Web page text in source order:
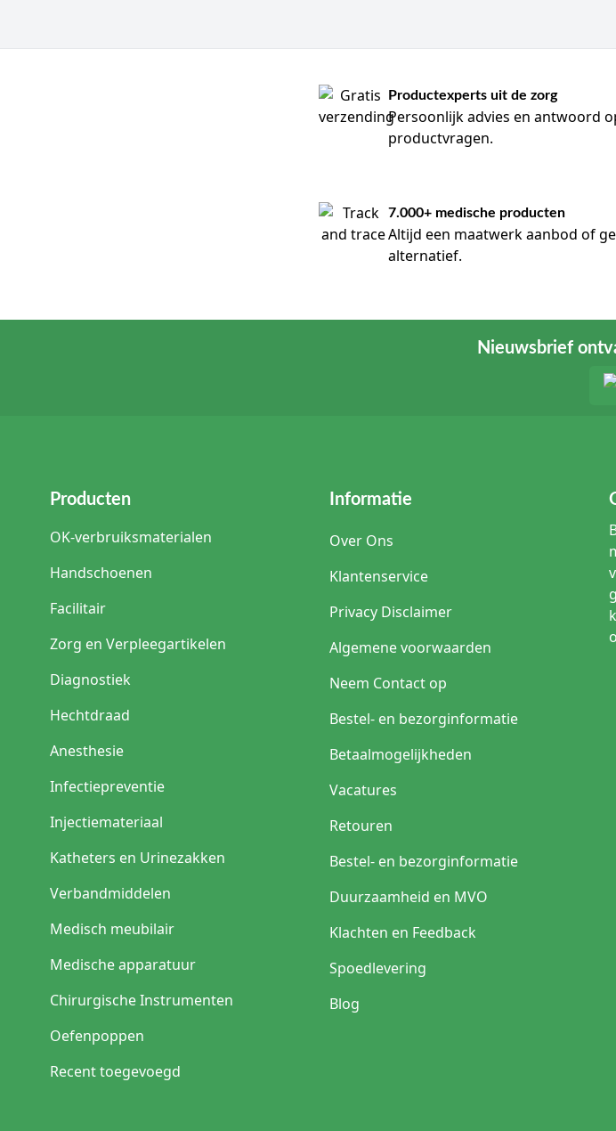
Productexperts uit de zorg
Persoonlijk advies en antwoord
productvragen.
7.000+ medische producten
Altijd een maatwerk aanbod of
alternatief.
Nieuwsbrief
Producten
OK-verbruiksmaterialen
Handschoenen
Facilitair
Zorg en Verpleegartikelen
Diagnostiek
Hechtdraad
Anesthesie
Infectiepreventie
Injectiemateriaal
Katheters en Urinezakken
Verbandmiddelen
Medisch meubilair
Medische apparatuur
Chirurgische Instrumenten
Oefenpoppen
Recent toegevoegd
Informatie
Over Ons
Klantenservice
Privacy Disclaimer
Algemene voorwaarden
Neem Contact op
Bestel- en bezorginformatie
Betaalmogelijkheden
Vacatures
Retouren
Bestel- en bezorginformatie
Duurzaamheid en MVO
Klachten en Feedback
Spoedlevering
Blog